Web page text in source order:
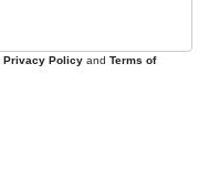
Privacy Policy and Terms of